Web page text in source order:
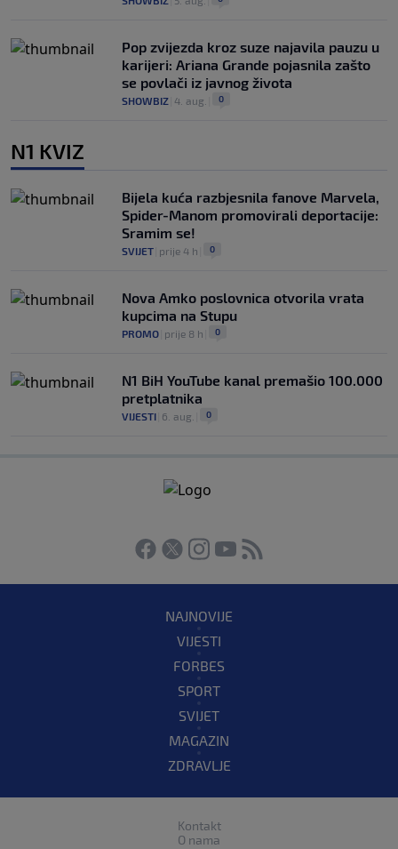
Pop zvijezda kroz suze najavila pauzu u
karijeri: Ariana Grande pojasnila zašto
se povlači iz javnog života
SHOWBIZ 4. aug. 0
N1 KVIZ
Bijela kuća razbjesnila fanove Marvela,
Spider-Manom promovirali deportacije:
Sramim se!
SVIJET prije 4 h 0
Nova Amko poslovnica otvorila vrata
kupcima na Stupu
PROMO prije 8 h 0
N1 BiH YouTube kanal premašio 100.000
pretplatnika
VIJESTI 6. aug. 0
NAJNOVIJE
VIJESTI
FORBES
SPORT
SVIJET
MAGAZIN
ZDRAVLJE
Kontakt
O nama